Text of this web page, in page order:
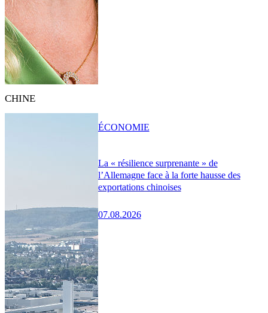
CHINE
La « résilience surprenante » de
l’Allemagne face à la forte hausse des
exportations chinoises
07.08.2026
ÉCONOMIE